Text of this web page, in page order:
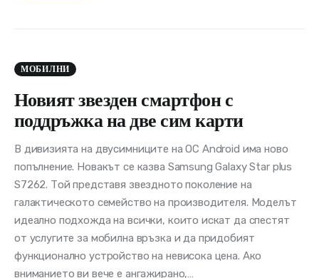
МОБИЛНИ
Новият звезден смартфон с
поддръжка на две сим карти
В дивизията на двусимниците на ОС Android има ново
попълнение. Новакът се казва Samsung Galaxy Star plus
S7262. Той представя звездното поколение на
галактическото семейство на производителя. Моделът
идеално подхожда на всички, които искат да спестят
от услугите за мобилна връзка и да придобият
функционално устройство на невисока цена. Ако
вниманието ви вече е ангажирано,…